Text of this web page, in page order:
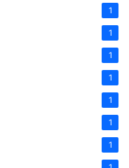
1
1
1
1
1
1
1